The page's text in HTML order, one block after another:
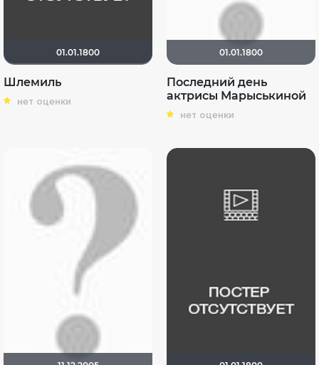
01.01.1800
Шлемиль
нет оценки
01.01.1800
Последний день
актрисы Марыськиной
нет оценки